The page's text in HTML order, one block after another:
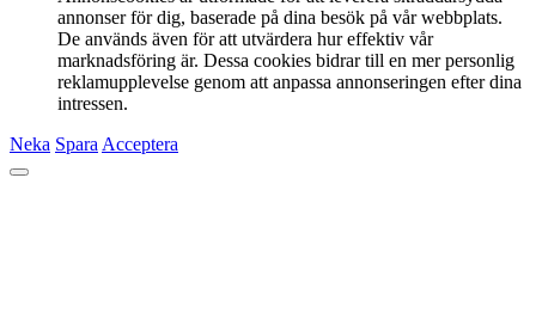
annonser för dig, baserade på dina besök på vår webbplats.
De används även för att utvärdera hur effektiv vår
marknadsföring är. Dessa cookies bidrar till en mer personlig
reklamupplevelse genom att anpassa annonseringen efter dina
intressen.
Neka Spara Acceptera